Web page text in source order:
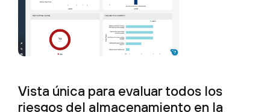
Vista única para evaluar todos los
riesgos del almacenamiento en la